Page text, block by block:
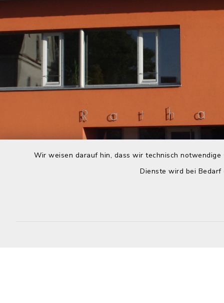
Wir weisen darauf hin, dass wir technisch
Dienste wird bei